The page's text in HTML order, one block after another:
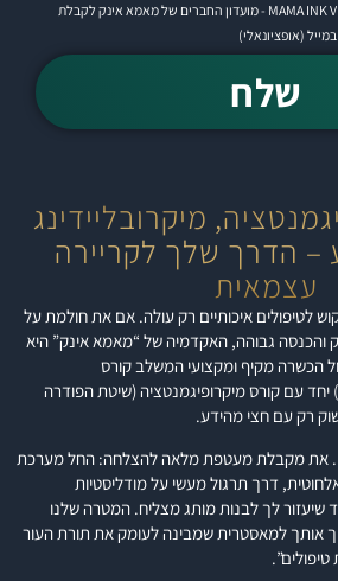
אני מעוניינ/ת להצטרף ל MAMA INK VIP - מועדון החברים של מאמא אינק לקבלת
(אופציונאלי)
שלח
מיקרובליידינג
– הדרך שלך לקריירה
עצמאית
לטיפולים איכותיים רק עולה. אם את חולמת על
והכנסה גבוהה, האקדמיה של “מאמא אינק” היא
הכשרה מקיף ומקצועי המשלב קורס
יחד עם קורס מיקרופיגמנטציה (שיטת הפודרה
רק עם חצי מהידע.
את מקבלת מעטפת מלאה להצלחה: החל מערכת
דרך תרגול מעשי על מודליסטיות
שיעזור לך לבנות מותג מצליח. המטרה שלנו
אותך למאסטרית שמבינה לעומק את תורת העור